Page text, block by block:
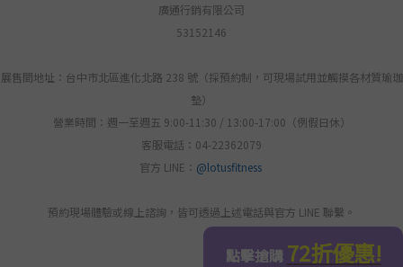
BUY NOW
廣通行銷有限公司
53152146
展售間地址：台中市北區進化北路 238 號（採預約制，可現場試用並觸摸各材質瑜珈
墊）
營業時間：週一至週五 9:00-11:30 / 13:00-17:00（例假日休）
客服電話：04-22362079
官方 LINE： @lotusfitness
預約現場體驗或線上諮詢，皆可透過上述電話與官方 LINE 聯繫。